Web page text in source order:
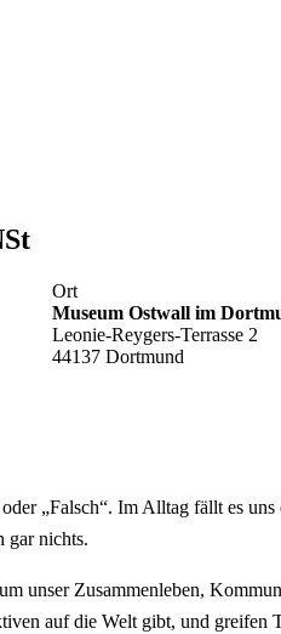
Ort
Museum Ostwall im
Leonie-Reygers-Terrasse 2
44137 Dortmund
„Falsch“. Im Alltag fällt es
gar nichts.
unser Zusammenleben,
auf die Welt gibt, und